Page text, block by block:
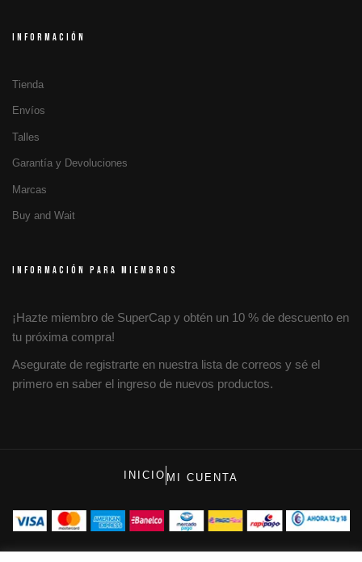
INFORMACIÓN
Tienda
Envíos
Talles
Garantía y Devoluciones
Marcas
Buy and Wait
INFORMACIÓN PARA MIEMBROS
¡Hazte miembro de SuperCap y obtén un 10 % de descuento en
tu próxima compra!
Asegurate de registrarte en nuestra lista de correos y sé el
primero en saber el ingreso de nuevos productos.
INICIO MI CUENTA